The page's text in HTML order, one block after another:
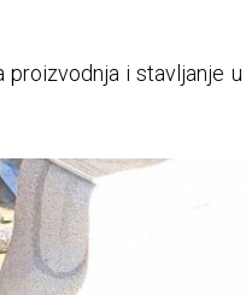
i stavljanje